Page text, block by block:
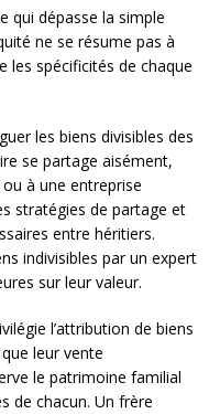
qui dépasse la simple
ne se résume pas à
les spécificités de chaque
les biens divisibles des
se partage aisément,
à une entreprise
stratégies de partage et
entre héritiers.
indivisibles par un expert
sur leur valeur.
l’attribution de biens
leur vente
le patrimoine familial
de chacun. Un frère